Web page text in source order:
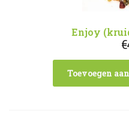
Enjoy
€
Toevoegen